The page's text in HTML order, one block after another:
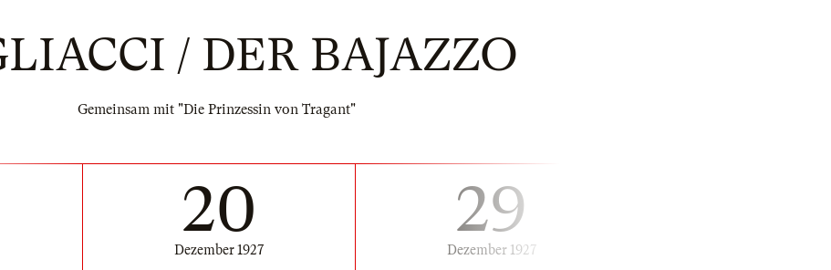
/ DER BAJAZZO
Gemeinsam mit "Die Prinzessin von Tragant"
20
Dezember 1927
29
Dezember 1927